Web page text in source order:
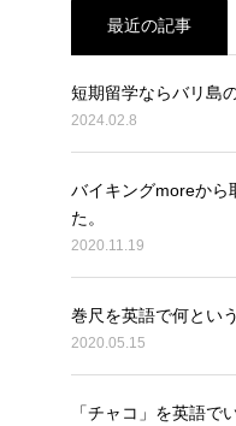
最近の記事
短期留学ならバリ島
2024.02.8
バイキングmoreから
た。
2020.11.19
巻尺を英語で何とい
2020.05.15
「チャコ」を英語で